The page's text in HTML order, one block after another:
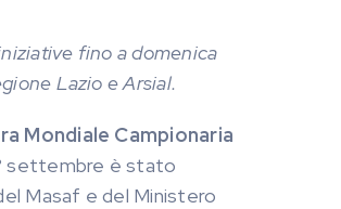
fino a domenica
Lazio e Arsial.
ra Mondiale Campionaria
settembre è stato
Masaf e del Ministero